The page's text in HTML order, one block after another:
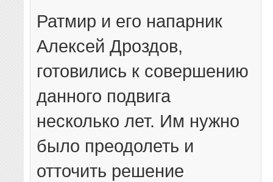
Ратмир и его напарник
Алексей Дроздов,
готовились к совершению
данного подвига
несколько лет. Им нужно
было преодолеть и
отточить решение